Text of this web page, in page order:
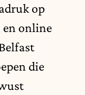
op
en online
die